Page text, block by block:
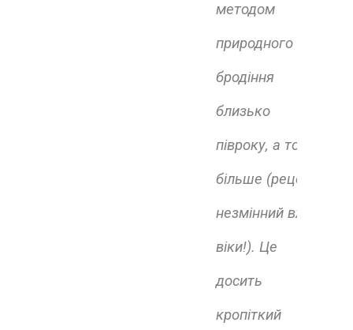
методом
природного
бродіння
близько
півроку, а то і
більше (рецепт
незмінний вже
віки!). Це
досить
кропіткий